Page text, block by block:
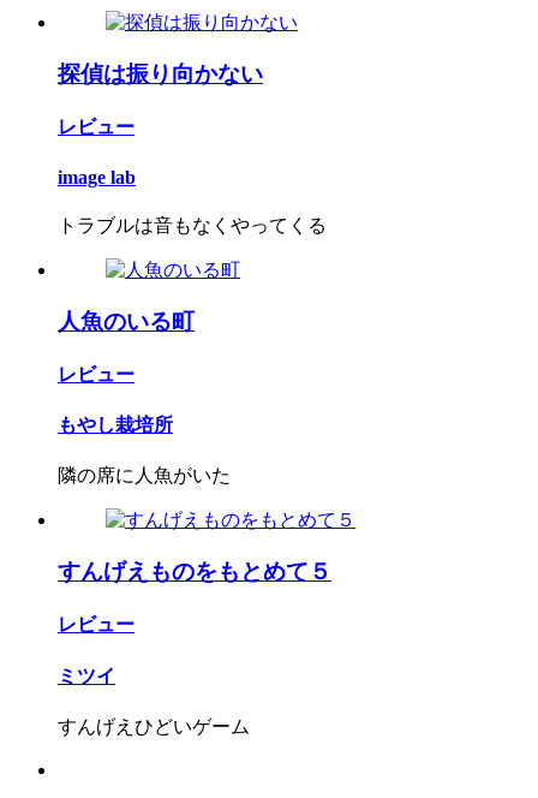
探偵は振り向かない
レビュー
image lab
トラブルは音もなくやってくる
人魚のいる町
レビュー
もやし栽培所
隣の席に人魚がいた
すんげえものをもとめて５
レビュー
ミツイ
すんげえひどいゲーム